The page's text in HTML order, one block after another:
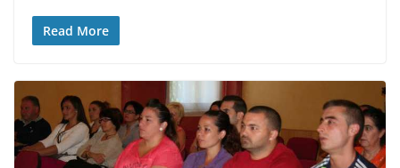
Read More